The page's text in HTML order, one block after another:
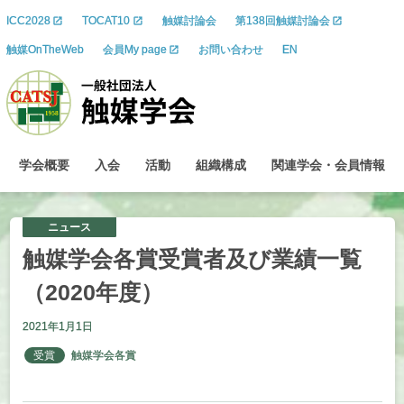
ICC2028 TOCAT10 触媒討論会 第138回触媒討論会
触媒OnTheWeb 会員My page お問い合わせ EN
学会概要 入会 活動 組織構成 関連学会 ・ 会員情報
ニュース
触媒学会各賞受賞者及び業績一覧
（2020年度）
2021年1月1日
受賞 触媒学会各賞